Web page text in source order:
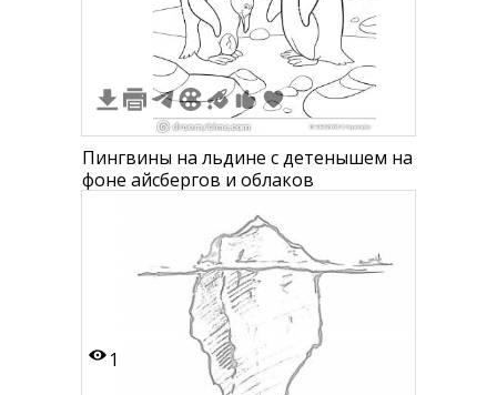
Пингвины на льдине с детенышем на
фоне айсбергов и облаков
1